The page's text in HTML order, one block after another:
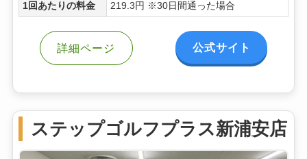
1回あたりの料金 219.3円 ※30日間通った場合
詳細ページ 公式サイト
ステップゴルフプラス新浦安店